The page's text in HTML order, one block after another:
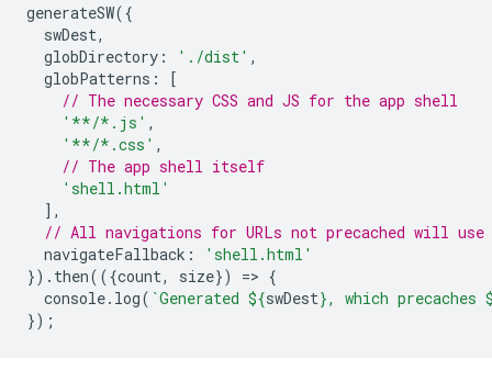
generateSW({
swDest,
globDirectory : './dist' ,
globPatterns :
[
// The necessary CSS and JS for the app shell
'**/*.js' ,
'**/*.css' ,
// The app shell itself
'shell.html'
],
// All navigations for URLs not precached will use
navigateFallback :
'shell.html'
}). then(({count, size}) => {
console. log( `Generated ${swDest}, which precaches
});